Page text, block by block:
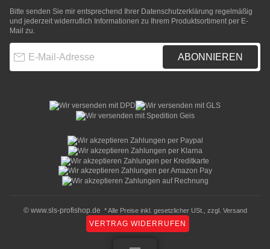
Bitte senden Sie mir entsprechend Ihrer Datenschutzerklärung regelmäßig
und jederzeit widerruflich Informationen zu Ihrem Produktsortiment per E-
Mail zu.
ABONNIEREN
© www.sls-profishop.de * Alle Preise inkl. gesetzlicher USt., zzgl. Versand
VERTRAG WIDERRUFEN